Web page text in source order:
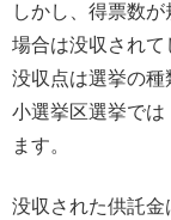
しかし、得票数
場合は没収されて
没収点は選挙の
小選挙区選挙では
ます。
没収された供託